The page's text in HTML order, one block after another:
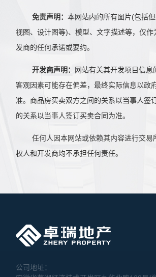
免责声明：本网站内的所有图片(包括
视图、设计图等)、模型、文字描述等，仅作
发商的任何承诺或要约。
开发商声明：
网站有关其开发项目信息
客观因素可能存在偏差，最终实际信息以政
准。商品房买卖双方之间的关系以当事人签
的关系以当事人签订买卖合同为准。
任何人因本网站或依赖其内容进行交易
权人和开发商均不承担任何责任。
公司地址：